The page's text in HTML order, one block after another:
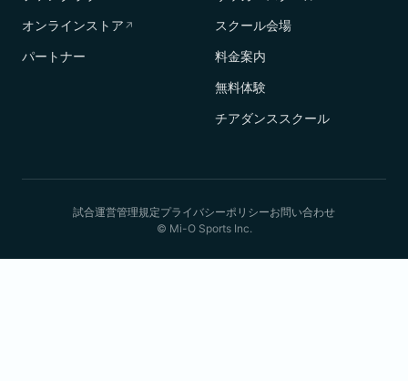
オンラインストア ↗
パートナー
スクール会場
料金案内
無料体験
チアダンススクール
試合運営管理規定プライバシーポリシーお問い合わせ
© Mi-O Sports Inc.